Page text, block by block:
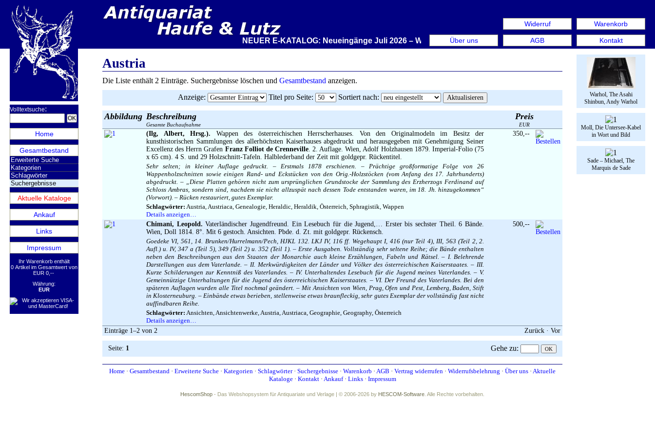
Warenkorb
Kontakt
Widerruf
AGB
Über uns
NEUER E-KATALOG: Neueingänge Juli 2026 – Wir stellen aus: Rare Book Week Berlin. Internationale Messe
Volltextsuche:
Home
Gesamtbestand
Erweiterte Suche
Kategorien
Schlagwörter
Suchergebnisse
Aktuelle Kataloge
Ankauf
Links
Impressum
Ihr Warenkorb enthält
0 Artikel im Gesamtwert von
EUR 0,--
Währung:
EUR
Warhol, The Asahi
Shinbun, Andy Warhol
Moll, Die Untersee-Kabel
in Wort und Bild
Sade – Michael, The
Marquis de Sade
Austria
Die Liste enthält 2 Einträge. Suchergebnisse löschen und Gesamtbestand anzeigen.
Anzeige: Titel pro Seite: Sortiert nach:
Abbildung Beschreibung
Gesamte Buchaufnahme
Preis
EUR
(Ilg, Albert, Hrsg.). Wappen des österreichischen Herrscherhauses. Von den Originalmodeln im Besitz der
kunsthistorischen Sammlungen des allerhöchsten Kaiserhauses abgedruckt und herausgegeben mit Genehmigung Seiner
Excellenz des Herrn Grafen Franz Folliot de Crenneville. 2. Auflage. Wien, Adolf Holzhausen 1879. Imperial-Folio (75
x 65 cm). 4 S. und 29 Holzschnitt-Tafeln. Halblederband der Zeit mit goldgepr. Rückentitel.
Sehr selten; in kleiner Auflage gedruckt. – Erstmals 1878 erschienen. – Prächtige großformatige Folge von 26
Wappenholzschnitten sowie einigen Rand- und Eckstücken von den Orig.-Holzstöcken (vom Anfang des 17. Jahrhunderts)
abgedruckt. – „Diese Platten gehören nicht zum ursprünglichen Grundstocke der Sammlung des Erzherzogs Ferdinand auf
Schloss Ambras, sondern sind, nachdem sie nicht allzuspät nach dessen Tode entstanden waren, im 18. Jh. hinzugekommen“
(Vorwort). – Rücken restauriert, gutes Exemplar.
Schlagwörter: Austria, Austriaca, Genealogie, Heraldic, Heraldik, Österreich, Sphragistik, Wappen
Details anzeigen…
350,--
Chimani, Leopold. Vaterländischer Jugendfreund. Ein Lesebuch für die Jugend,… Erster bis sechster Theil. 6 Bände.
Wien, Doll 1814. 8°. Mit 6 gestoch. Ansichten. Pbde. d. Zt. mit goldgepr. Rückensch.
Goedeke VI, 561, 14. Brunken/Hurrelmann/Pech, HJKL 132. LKJ IV, 116 ff. Wegehaupt I, 416 (nur Teil 4), III, 563 (Teil 2, 2.
Aufl.) u. IV, 347 a (Teil 5), 349 (Teil 2) u. 352 (Teil 1). – Erste Ausgaben. Vollständig sehr seltene Reihe; die Bände enthalten
neben den Beschreibungen aus den Staaten der Monarchie auch kleine Erzählungen, Fabeln und Rätsel. – I. Belehrende
Darstellungen aus dem Vaterlande. – II. Merkwürdigkeiten der Länder und Völker des österreichischen Kaiserstaates. – III.
Kurze Schilderungen zur Kenntniß des Vaterlandes. – IV. Unterhaltendes Lesebuch für die Jugend meines Vaterlandes. – V.
Gemeinnützige Unterhaltungen für die Jugend des österreichischen Kaiserstaates. – VI. Der Freund des Vaterlandes. Bei den
späteren Auflagen wurden alle Titel nochmal geändert. – Mit Ansichten von Wien, Prag, Ofen und Pest, Lemberg, Baden, Stift
in Klosterneuburg. – Einbände etwas berieben, stellenweise etwas braunfleckig, sehr gutes Exemplar der vollständig fast nicht
auffindbaren Reihe.
Schlagwörter: Ansichten, Ansichtenwerke, Austria, Austriaca, Geographie, Geography, Österreich
Details anzeigen…
500,--
Einträge 1–2 von 2 Zurück · Vor
Seite: 1 Gehe zu:
Home · Gesamtbestand · Erweiterte Suche · Kategorien · Schlagwörter· Suchergebnisse · Warenkorb · AGB · Vertrag widerrufen · Widerrufsbelehrung · Über uns · Aktuelle
Kataloge· Kontakt· Ankauf· Links· Impressum
HescomShop - Das Webshopsystem für Antiquariate und Verlage | © 2006-2026 by HESCOM-Software . Alle Rechte vorbehalten.